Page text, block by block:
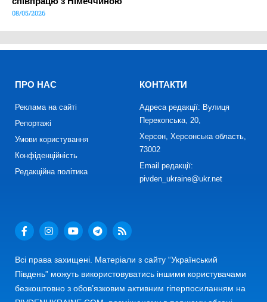
08/05/2026
ПРО НАС
Реклама на сайті
Репортажі
Умови користування
Конфіденційність
Редакційна політика
КОНТАКТИ
Адреса редакції: Вулиця
Перекопська, 20,
Херсон, Херсонська область,
73002
Email редакції:
pivden_ukraine@ukr.net
Всі права захищені. Матеріали з сайту “Український
Південь” можуть використовуватись іншими користувачами
безкоштовно з обов’язковим активним гіперпосиланням на